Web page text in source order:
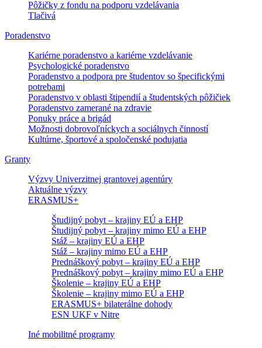
Pôžičky z fondu na podporu vzdelávania
Tlačivá
Poradenstvo
Kariérne poradenstvo a kariérne vzdelávanie
Psychologické poradenstvo
Poradenstvo a podpora pre študentov so špecifickými
potrebami
Poradenstvo v oblasti štipendií a študentských pôžičiek
Poradenstvo zamerané na zdravie
Ponuky práce a brigád
Možnosti dobrovoľníckych a sociálnych činností
Kultúrne, športové a spoločenské podujatia
Granty
Výzvy Univerzitnej grantovej agentúry
Aktuálne výzvy
ERASMUS+
Študijný pobyt – krajiny EÚ a EHP
Študijný pobyt – krajiny mimo EÚ a EHP
Stáž – krajiny EÚ a EHP
Stáž – krajiny mimo EÚ a EHP
Prednáškový pobyt – krajiny EÚ a EHP
Prednáškový pobyt – krajiny mimo EÚ a EHP
Školenie – krajiny EÚ a EHP
Školenie – krajiny mimo EÚ a EHP
ERASMUS+ bilaterálne dohody
ESN UKF v Nitre
Iné mobilitné programy